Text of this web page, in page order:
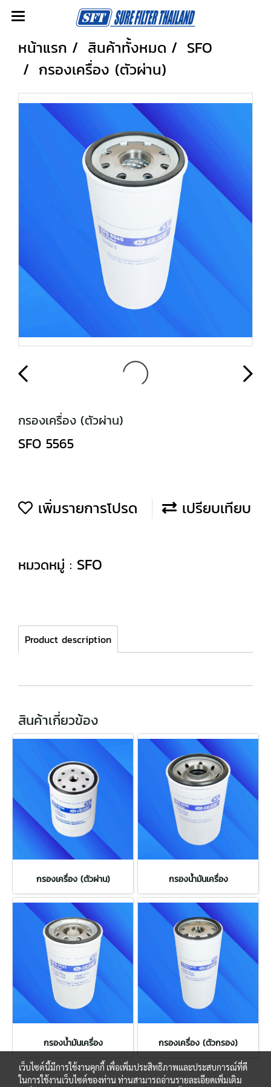
หน้าแรก สินค้าทั้งหมด
SFO
กรองเครื่อง (ตัวผ่าน)
กรองเครื่อง (ตัวผ่าน)
SFO 5565
เพิ่มรายการโปรด เปรียบเทียบ
หมวดหมู่ : SFO
Product description
สินค้าเกี่ยวข้อง
กรองเครื่อง (ตัวผ่าน) กรองน้ำมันเครื่อง
กรองน้ำมันเครื่อง กรองเครื่อง (ตัวกรอง)
เว็บไซต์นี้มีการใช้งานคุกกี้ เพื่อเพิ่มประสิทธิภาพและประสบการณ์ที่ดี
ในการใช้งานเว็บไซต์ของท่าน ท่านสามารถอ่านรายละเอียดเพิ่มเติม